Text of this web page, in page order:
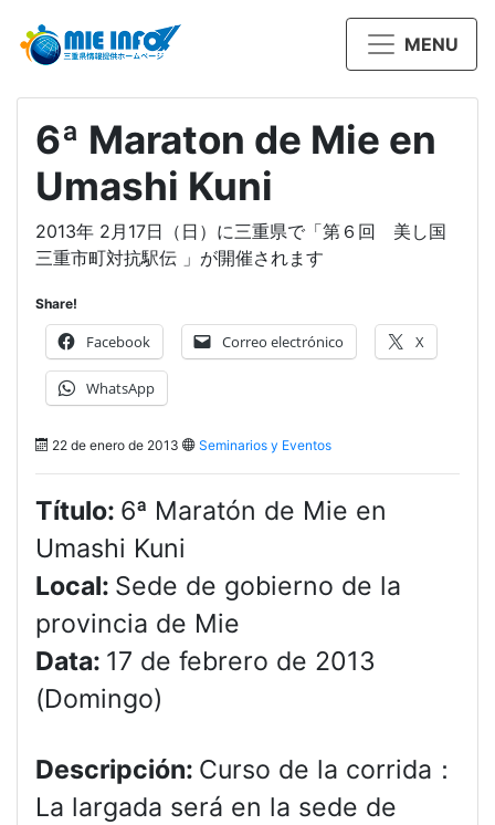
MENU
6ª Maraton de Mie en
Umashi Kuni
2013年 2月17日（日）に三重県で「第６回 美し国
三重市町対抗駅伝 」が開催されます
Share!
Facebook Correo electrónico X
WhatsApp
22 de enero de 2013 Seminarios y Eventos
Título: 6ª Maratón de Mie en
Umashi Kuni
Local: Sede de gobierno de la
provincia de Mie
Data: 17 de febrero de 2013
(Domingo)
Descripción: Curso de la corrida：
La largada será en la sede de